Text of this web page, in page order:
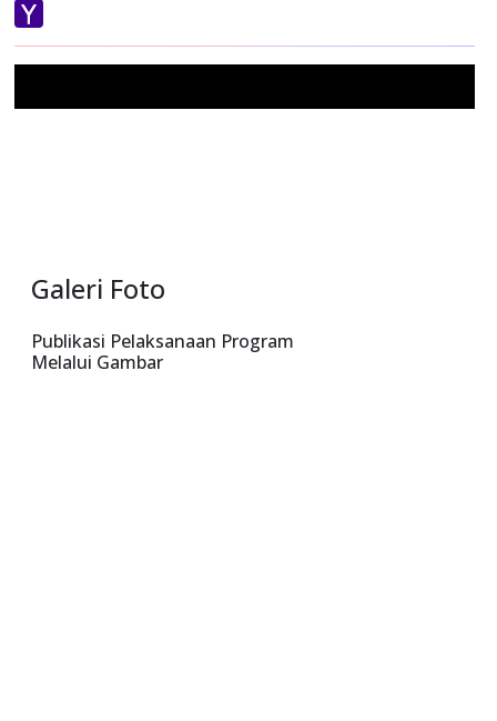
Telegram
Yahoo
Mail
Galeri Foto
Publikasi Pelaksanaan Program
Melalui Gambar